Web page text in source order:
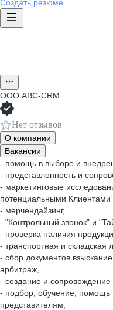
Создать резюме
ООО ABC-CRM
Нет отзывов
О компании
Вакансии
- помощь в выборе и
- представленность и
- маркетинговые
потенциальными Клиентами
- мерчендайзинг,
- "Контрольный звонок" и
- проверка наличия
- транспортная и складская
- сбор документов
арбитраж,
- создание и сопровождение
- подбор, обучение, помощь
представителям,